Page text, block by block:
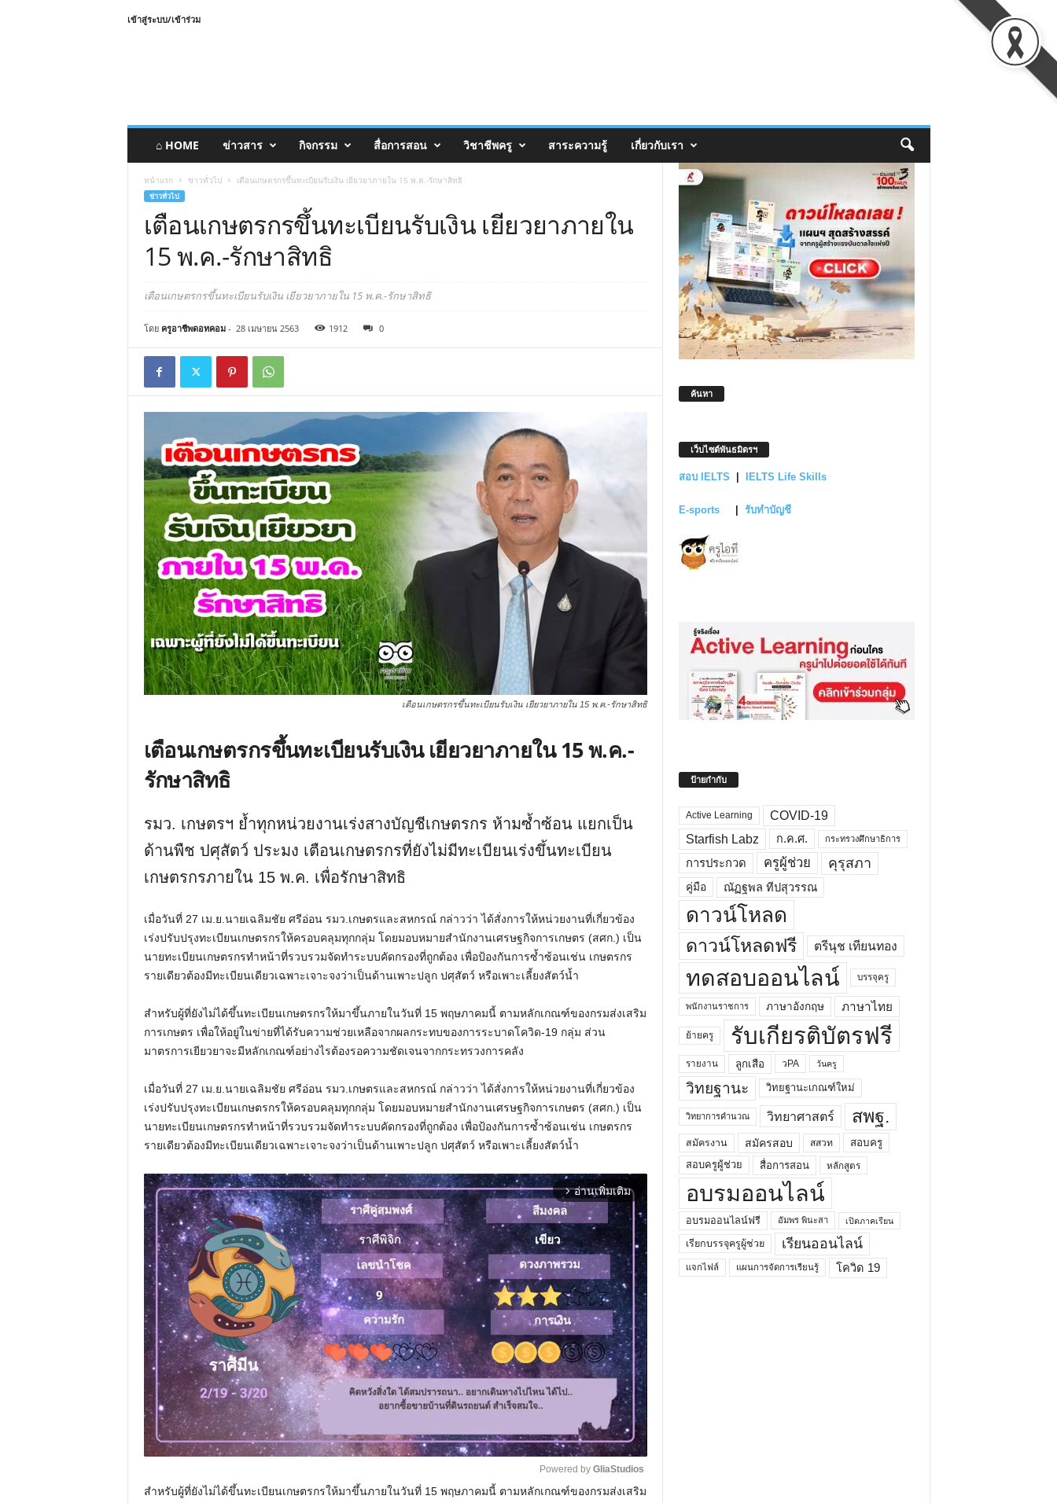
เข้าสู่ระบบ/เข้าร่วม
⌂ HOME ข่าวสาร กิจกรรม สื่อการสอน วิชาชีพครู สาระความรู้ เกี่ยวกับเรา
หน้าแรก ข่าวทั่วไป เตือนเกษตรกรขึ้นทะเบียนรับเงิน เยียวยาภายใน 15 พ.ค.-รักษาสิทธิ
ข่าวทั่วไป
เตือนเกษตรกรขึ้นทะเบียนรับเงิน เยียวยาภายใน
15 พ.ค.-รักษาสิทธิ
เตือนเกษตรกรขึ้นทะเบียนรับเงิน เยียวยาภายใน 15 พ.ค.-รักษาสิทธิ
โดย ครูอาชีพดอทคอม- 28 เมษายน 2563 1912 0
เตือนเกษตรกรขึ้นทะเบียนรับเงิน เยียวยาภายใน 15 พ.ค.-รักษาสิทธิ
เตือนเกษตรกรขึ้นทะเบียนรับเงิน เยียวยาภายใน 15 พ.ค.-
รักษาสิทธิ
รมว.​ เกษตรฯ ย้ำทุกหน่วยงานเร่งสางบัญชีเกษตรกร ห้ามซ้ำซ้อน แยกเป็น
ด้านพืช ปศุสัตว์ ประมง เตือนเกษตรกรที่ยังไม่มีทะเบียนเร่งขึ้นทะเบียน
เกษตรกรภายใน 15 พ.ค. เพื่อรักษาสิทธิ
เมื่อวันที่ 27 เม.ย.นายเฉลิมชัย ศรีอ่อน รมว.เกษตรและสหกรณ์ กล่าวว่า ได้สั่งการให้หน่วยงานที่เกี่ยวข้อง
เร่งปรับปรุงทะเบียนเกษตรกรให้ครอบคลุมทุกกลุ่ม โดยมอบหมายสำนักงานเศรษฐกิจการเกษตร (สศก.) เป็น
นายทะเบียนเกษตรกรทำหน้าที่รวบรวมจัดทำระบบคัดกรองที่ถูกต้อง เพื่อป้องกันการซ้ำซ้อนเช่น เกษตรกร
รายเดียวต้องมีทะเบียนเดียวเฉพาะเจาะจงว่าเป็นด้านเพาะปลูก ปศุสัตว์ หรือเพาะเลี้ยงสัตว์น้ำ
สำหรับผู้ที่ยังไม่ได้ขึ้นทะเบียนเกษตรกรให้มาขึ้นภายในวันที่ 15 พฤษภาคมนี้ ตามหลักเกณฑ์ของกรมส่งเสริม
การเกษตร เพื่อให้อยู่ในข่ายที่ได้รับความช่วยเหลือจากผลกระทบของการระบาดโควิด-19 กลุ่ม ส่วน
มาตรการเยียวยาจะมีหลักเกณฑ์อย่างไรต้องรอความชัดเจนจากกระทรวงการคลัง
เมื่อวันที่ 27 เม.ย.นายเฉลิมชัย ศรีอ่อน รมว.เกษตรและสหกรณ์ กล่าวว่า ได้สั่งการให้หน่วยงานที่เกี่ยวข้อง
เร่งปรับปรุงทะเบียนเกษตรกรให้ครอบคลุมทุกกลุ่ม โดยมอบหมายสำนักงานเศรษฐกิจการเกษตร (สศก.) เป็น
นายทะเบียนเกษตรกรทำหน้าที่รวบรวมจัดทำระบบคัดกรองที่ถูกต้อง เพื่อป้องกันการซ้ำซ้อนเช่น เกษตรกร
รายเดียวต้องมีทะเบียนเดียวเฉพาะเจาะจงว่าเป็นด้านเพาะปลูก ปศุสัตว์ หรือเพาะเลี้ยงสัตว์น้ำ
arrow_forward_ios อ่านเพิ่มเติม
Powered by GliaStudios
สำหรับผู้ที่ยังไม่ได้ขึ้นทะเบียนเกษตรกรให้มาขึ้นภายในวันที่ 15 พฤษภาคมนี้ ตามหลักเกณฑ์ของกรมส่งเสริม
ค้นหา
เว็บไซต์พันธมิตรฯ
สอบ IELTS IELTS Life Skills
E-sports รับทำบัญชี
ป้ายกำกับ
Active Learning
COVID-19
Starfish Labz
ก.ค.ศ. กระทรวงศึกษาธิการ
การประกวด ครูผู้ช่วย คุรุสภา
คู่มือ ณัฏฐพล ทีปสุวรรณ
ดาวน์โหลด
ดาวน์โหลดฟรี ตรีนุช เทียนทอง
ทดสอบออนไลน์ บรรจุครู
พนักงานราชการ ภาษาอังกฤษ ภาษาไทย
ย้ายครู รับเกียรติบัตรฟรี
รายงาน ลูกเสือ วPA วันครู
วิทยฐานะ วิทยฐานะเกณฑ์ใหม่
วิทยาการคำนวณ วิทยาศาสตร์ สพฐ.
สมัครงาน สมัครสอบ สสวท
สอบครู
สอบครูผู้ช่วย
สื่อการสอน หลักสูตร
อบรมออนไลน์
อบรมออนไลน์ฟรี อัมพร พินะสา เปิดภาคเรียน
เรียกบรรจุครูผู้ช่วย เรียนออนไลน์
แจกไฟล์ แผนการจัดการเรียนรู้ โควิด 19